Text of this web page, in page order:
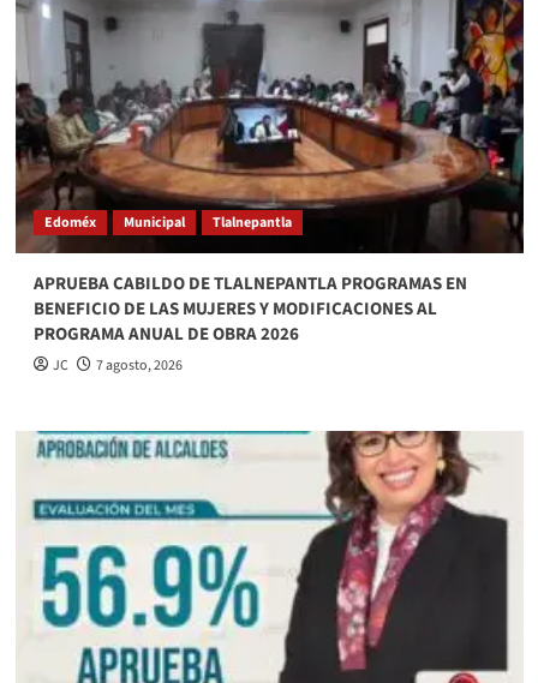
Edoméx Municipal Tlalnepantla
APRUEBA CABILDO DE TLALNEPANTLA PROGRAMAS EN
BENEFICIO DE LAS MUJERES Y MODIFICACIONES AL
PROGRAMA ANUAL DE OBRA 2026
JC 7 agosto, 2026